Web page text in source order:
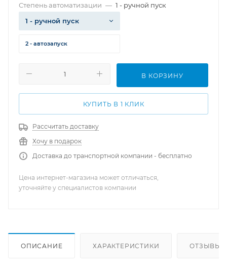
Степень автоматизации — 1 - ручной пуск
1 - ручной пуск
2 - автозапуск
В КОРЗИНУ
КУПИТЬ В 1 КЛИК
Рассчитать доставку
Хочу в подарок
Доставка до транспортной компании - бесплатно
Цена интернет-магазина может отличаться,
уточняйте у специалистов компании
ОПИСАНИЕ ХАРАКТЕРИСТИКИ ОТЗЫВЫ